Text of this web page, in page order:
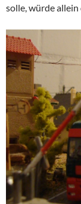
solle, würde allein